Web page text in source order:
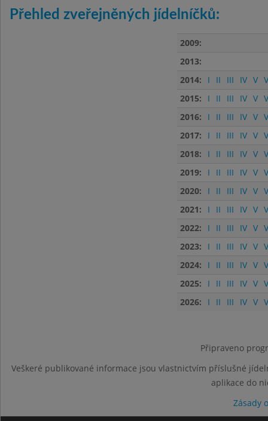
Přehled zveřejněných jídelníčků:
2009:
2013:
2014:
I II III IV V
2015:
I II III IV V
2016:
I II III IV V
2017:
I II III IV V
2018:
I II III IV V
2019:
I II III IV V
2020:
I II III IV V
2021:
I II III IV V
2022:
I II III IV V
2023:
I II III IV V
2024:
I II III IV V
2025:
I II III IV V
2026:
I II III IV V
Připraveno
Veškeré publikované informace jsou vlastnictvím příslušné
aplikace do
Zásady